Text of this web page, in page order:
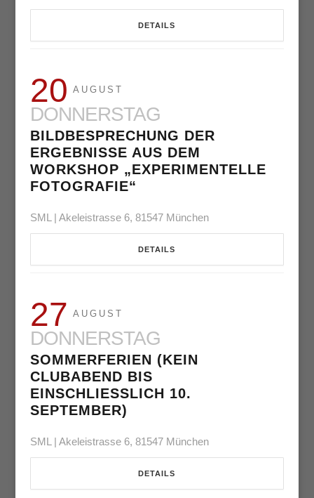
DETAILS
20 AUGUST
DONNERSTAG
BILDBESPRECHUNG DER
ERGEBNISSE AUS DEM
WORKSHOP „EXPERIMENTELLE
FOTOGRAFIE“
SML | Akeleistrasse 6, 81547 München
DETAILS
27 AUGUST
DONNERSTAG
SOMMERFERIEN (KEIN
CLUBABEND BIS
EINSCHLIESSLICH 10. S
EPTEMBER)
SML | Akeleistrasse 6, 81547 München
DETAILS